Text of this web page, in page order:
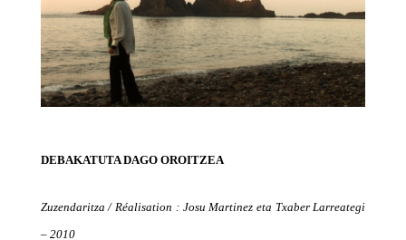
DEBAKATUTA DAGO OROITZEA
Zuzendaritza / Réalisation : Josu Martinez eta Txaber Larreategi
– 2010